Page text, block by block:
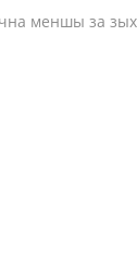
меншы за